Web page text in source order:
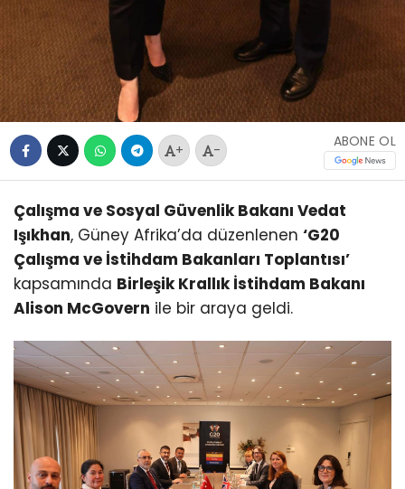
+ -
ABONE OL
Çalışma ve Sosyal Güvenlik Bakanı Vedat
Işıkhan, Güney Afrika’da düzenlenen ‘G20
Çalışma ve İstihdam Bakanları Toplantısı’
kapsamında Birleşik Krallık İstihdam Bakanı
Alison McGovern ile bir araya geldi.